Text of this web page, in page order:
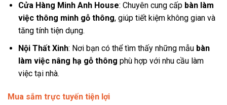
Cửa Hàng Minh Anh House: Chuyên cung cấp bàn làm
việc thông minh gỗ thông, giúp tiết kiệm không gian và
tăng tính tiện dụng.
Nội Thất Xinh: Nơi bạn có thể tìm thấy những mẫu bàn
làm việc nâng hạ gỗ thông phù hợp với nhu cầu làm
việc tại nhà.
Mua sắm trực tuyến tiện lợi